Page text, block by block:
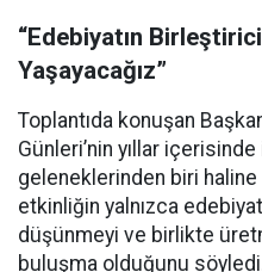
“Edebiyatın
Yaşayacağız”
Toplantıda konuşan
Günleri’nin yıllar
geleneklerinden biri
etkinliğin yalnızca
düşünmeyi ve birlikte
buluşma olduğunu